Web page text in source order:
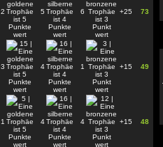
2 5 6 +25 73
3 4 1 +15 49
1 4 4 +15 48